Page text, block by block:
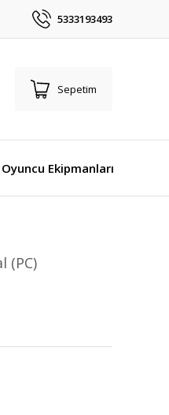
5333193493
Sepetim
Oyuncu Ekipmanları
(PC)